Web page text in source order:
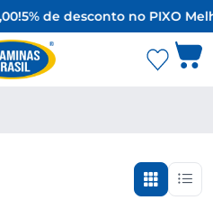
5% de desconto no PIXO